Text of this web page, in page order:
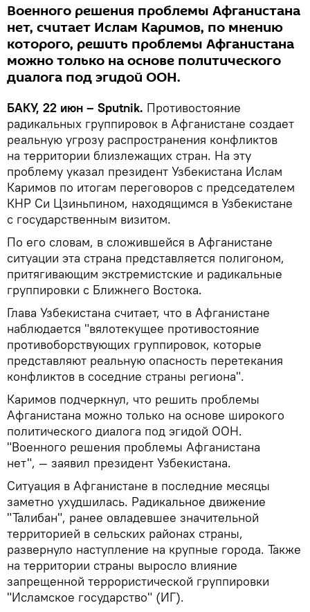
Военного решения проблемы Афганистана
нет, считает Ислам Каримов, по мнению
которого, решить проблемы Афганистана
можно только на основе политического
диалога под эгидой ООН.
БАКУ, 22 июн – Sputnik. Противостояние
радикальных группировок в Афганистане создает
реальную угрозу распространения конфликтов
на территории близлежащих стран. На эту
проблему указал президент Узбекистана Ислам
Каримов по итогам переговоров с председателем
КНР Си Цзиньпином, находящимся в Узбекистане
с государственным визитом.
По его словам, в сложившейся в Афганистане
ситуации эта страна представляется полигоном,
притягивающим экстремистские и радикальные
группировки с Ближнего Востока.
Глава Узбекистана считает, что в Афганистане
наблюдается "вялотекущее противостояние
противоборствующих группировок, которые
представляют реальную опасность перетекания
конфликтов в соседние страны региона".
Каримов подчеркнул, что решить проблемы
Афганистана можно только на основе широкого
политического диалога под эгидой ООН.
"Военного решения проблемы Афганистана
нет", — заявил президент Узбекистана.
Ситуация в Афганистане в последние месяцы
заметно ухудшилась. Радикальное движение
"Талибан", ранее овладевшее значительной
территорией в сельских районах страны,
развернуло наступление на крупные города. Также
на территории страны выросло влияние
запрещенной террористической группировки
"Исламское государство" (ИГ).